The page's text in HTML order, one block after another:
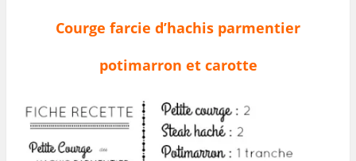
Courge farcie d’hachis parmentier
potimarron et carotte